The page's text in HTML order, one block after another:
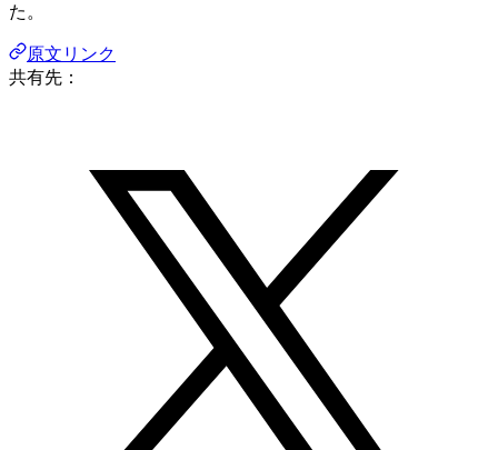
た。
原文リンク
共有先：